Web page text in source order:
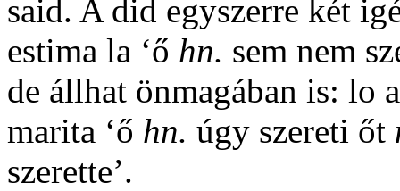
said. A did egyszerre két
estima la ‘ő hn. sem nem
de állhat önmagában is: lo
marita ‘ő hn. úgy szereti őt
szerette’.